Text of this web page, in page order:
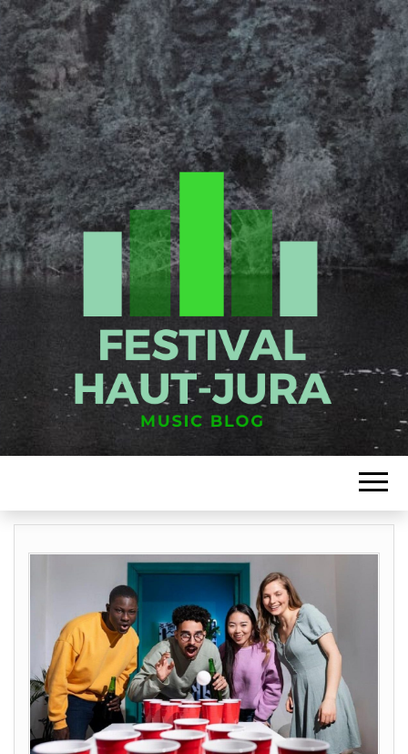
FESTIVAL
HAUT JURA
Music blog